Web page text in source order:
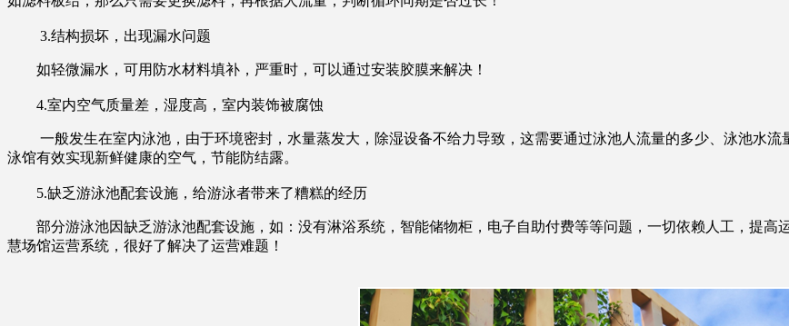
3.结构损坏，出现漏水问题
如轻微漏水，可用防水材料填补，严重时，可以通过安装胶膜来解决！
4.室内空气质量差，湿度高，室内装饰被腐蚀
一般发生在室内泳池，由于环境密封，水量蒸发大，除湿设备不给力导致，这需要通过泳池人流量的多少、泳池水流
泳馆有效实现新鲜健康的空气，节能防结露。
5.缺乏游泳池配套设施，给游泳者带来了糟糕的经历
部分游泳池因缺乏游泳池配套设施，如：没有淋浴系统，智能储物柜，电子自助付费等等问题，一切依赖人工，提高
慧场馆运营系统，很好了解决了运营难题！